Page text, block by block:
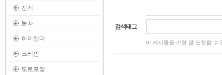
진개
물차
하이랜더
크레인
도로포장
검색태그
이 게시물을 가장 잘 표현할 수